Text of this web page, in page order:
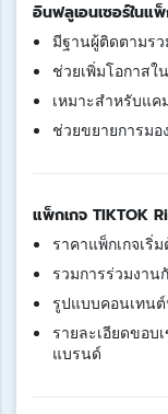
อินฟลูเอนเซอร์ในแ
มีฐานผู้ติดตามร
ช่วยเพิ่มโอกาสใ
เหมาะสำหรับแค
ช่วยขยายการมอ
แพ็กเกจ TIKTOK
ราคาแพ็กเกจเริ่
รวมการร่วมงาน
รูปแบบคอนเทนต์
รายละเอียดขอ
แบรนด์